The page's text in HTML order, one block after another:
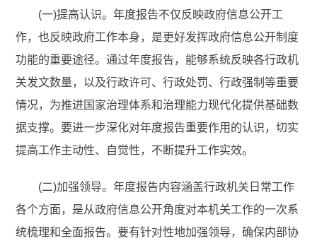
(一)提高认识。年度报告不仅反映政府信息公开工
作，也反映政府工作本身，是更好发挥政府信息公开制度
功能的重要途径。通过年度报告，能够系统反映各行政机
关发文数量，以及行政许可、行政处罚、行政强制等重要
情况，为推进国家治理体系和治理能力现代化提供基础数
据支撑。要进一步深化对年度报告重要作用的认识，切实
提高工作主动性、自觉性，不断提升工作实效。
(二)加强领导。年度报告内容涵盖行政机关日常工作
各个方面，是从政府信息公开角度对本机关工作的一次系
统梳理和全面报告。要有针对性地加强领导，确保内部协